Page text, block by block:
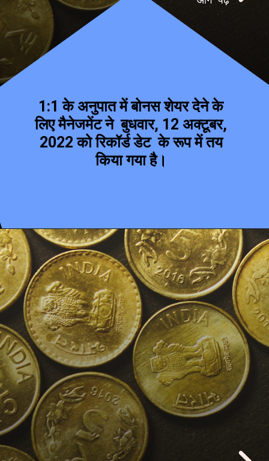
1:1 के अनुपात में बोनस शेयर देने के
लिए मैनेजमेंट ने बुधवार, 12 अक्टूबर,
2022 को रिकॉर्ड डेट के रूप में तय
किया गया है।